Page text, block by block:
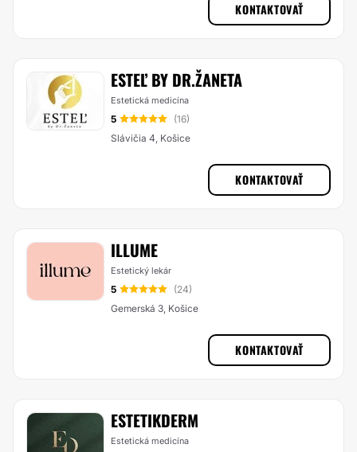
KONTAKTOVAŤ
ESTEĽ BY DR.ŽANETA
Estetická medicína
5
(16)
Slávičia 4, Košice
KONTAKTOVAŤ
ILLUME
Estetický lekár
5
(24)
Gemerská 3, Košice
KONTAKTOVAŤ
ESTETIKDERM
Estetická medicína